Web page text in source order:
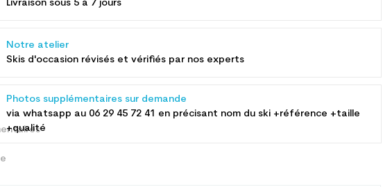
Livraison sous 5 à 7 jours
Notre atelier
Skis d'occasion révisés et vérifiés par nos experts
Photos supplémentaires sur demande
via whatsapp au 06 29 45 72 41 en précisant nom du ski +référence +taille
+qualité